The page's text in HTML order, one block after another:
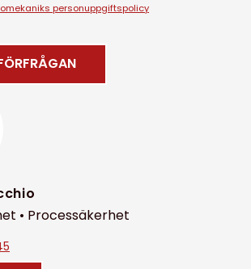
personuppgiftspolicy
• Processäkerhet